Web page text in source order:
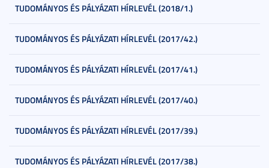
TUDOMÁNYOS ÉS PÁLYÁZATI HÍRLEVÉL (2018/1.)
TUDOMÁNYOS ÉS PÁLYÁZATI HÍRLEVÉL (2017/42.)
TUDOMÁNYOS ÉS PÁLYÁZATI HÍRLEVÉL (2017/41.)
TUDOMÁNYOS ÉS PÁLYÁZATI HÍRLEVÉL (2017/40.)
TUDOMÁNYOS ÉS PÁLYÁZATI HÍRLEVÉL (2017/39.)
TUDOMÁNYOS ÉS PÁLYÁZATI HÍRLEVÉL (2017/38.)